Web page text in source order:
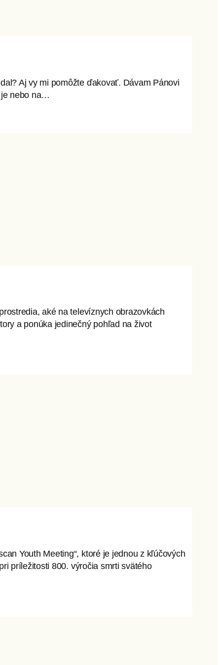
Aj vy mi pomôžte ďakovať. Dávam Pánovi
je nebo na…
aké na televíznych obrazovkách
a ponúka jedinečný pohľad na život
Youth Meeting“, ktoré je jednou z kľúčových
príležitosti 800. výročia smrti svätého